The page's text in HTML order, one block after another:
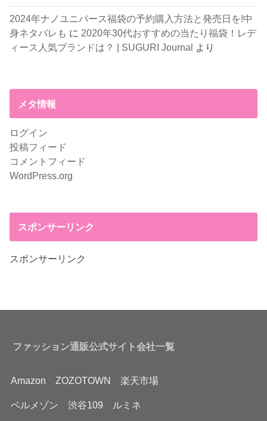
2024年ナノユニバース福袋の予約購入方法と発売日を!中
身ネタバレも に 2020年30代おすすめの当たり福袋！レデ
ィース人気ブランドは？ | SUGURI Journal
より
メタ情報
ログイン
投稿フィード
コメントフィード
WordPress.org
スポンサーリンク
スポンサーリンク
ファッション通販公式サイト会社一覧
Amazon ZOZOTOWN 楽天市場
ベルメゾン 渋谷109 ルミネ